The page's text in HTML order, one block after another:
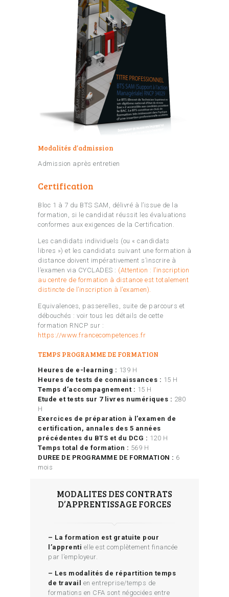
Modalités d’admission
Admission après entretien
Certification
Bloc 1 à 7 du BTS SAM, délivré à l’issue de la
formation, si le candidat réussit les évaluations
conformes aux exigences de la Certification.
Les candidats individuels (ou « candidats
libres ») et les candidats suivant une formation à
distance doivent impérativement s’inscrire à
l’examen via CYCLADES : (Attention : l’inscription
au centre de formation à distance est totalement
distincte de l’inscription à l’examen).
Equivalences, passerelles, suite de parcours et
débouchés : voir tous les détails de cette
formation RNCP sur :
https://www.francecompetences.fr
TEMPS PROGRAMME DE FORMATION
Heures de e-learning : 139 H
Heures de tests de connaissances : 15 H
Temps d’accompagnement : 15 H
Etude et tests sur 7 livres numériques : 280
H
Exercices de préparation à l’examen de
certification, annales des 5 années
précédentes du BTS et du DCG : 120 H
Temps total de formation : 569 H
DUREE DE PROGRAMME DE FORMATION : 6
mois
MODALITES DES CONTRATS
D’APPRENTISSAGE FORCES
– La formation est gratuite pour
l’apprenti elle est complètement financée
par l’employeur.
– Les modalités de répartition temps
de travail
en entreprise/temps de
formations en CFA sont négociées entre